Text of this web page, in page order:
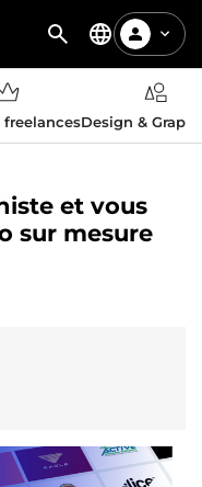
freelancesDesign &
et vous
sur mesure